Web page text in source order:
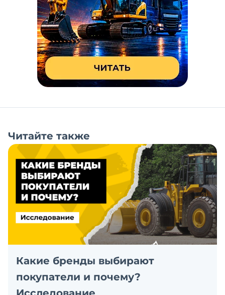
Читайте также
Какие бренды выбирают
покупатели и почему?